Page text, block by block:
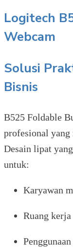
Logitech
Webcam
Solusi
Bisnis
B525 Foldable
profesional
Desain lipat
untuk:
Karyawan
Ruang